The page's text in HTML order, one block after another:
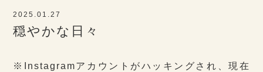
2025.01.27
穏やかな日々
※Instagramアカウントがハッキングされ、現在